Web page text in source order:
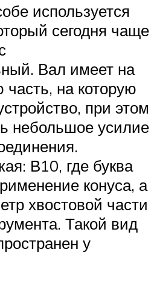
используется
сегодня чаще
Вал имеет на
часть, на которую
при этом
небольшое усилие
В10, где буква
конуса, а
хвостовой части
Такой вид
у